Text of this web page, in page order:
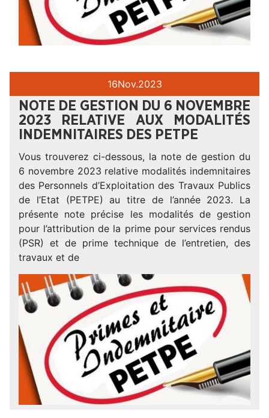
16Nov.2023
NOTE DE GESTION DU 6 NOVEMBRE
2023 RELATIVE AUX MODALITÉS
INDEMNITAIRES DES PETPE
Vous trouverez ci-dessous, la note de gestion du
6 novembre 2023 relative modalités indemnitaires
des Personnels d’Exploitation des Travaux Publics
de l’Etat (PETPE) au titre de l’année 2023. La
présente note précise les modalités de gestion
pour l’attribution de la prime pour services rendus
(PSR) et de prime technique de l’entretien, des
travaux et de